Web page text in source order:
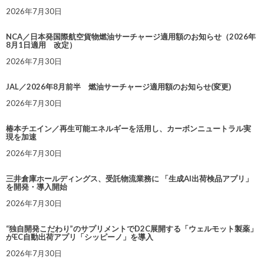
2026年7月30日
NCA／日本発国際航空貨物燃油サーチャージ適用額のお知らせ（2026年
8月1日適用 改定）
2026年7月30日
JAL／2026年8月前半 燃油サーチャージ適用額のお知らせ(変更)
2026年7月30日
椿本チエイン／再生可能エネルギーを活用し、カーボンニュートラル実
現を加速
2026年7月30日
三井倉庫ホールディングス、受託物流業務に 「生成AI出荷検品アプリ」
を開発・導入開始
2026年7月30日
“独自開発こだわり”のサプリメントでD2C展開する「ウェルモット製薬」
がEC自動出荷アプリ「シッピーノ」を導入
2026年7月30日